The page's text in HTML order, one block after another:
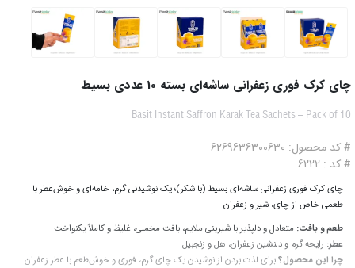
چای کرک فوری زعفرانی ساشه‌ای بسته 10 عددی بسیط
Basit Instant Saffron Karak Tea Sachets – Pack of 10
# کد محصول: 6269636300630
# کد : 6222
چای کرک فوری زعفرانی ساشه‌ای بسیط (با شکر)؛ یک نوشیدنی گرم، خامه‌ای و خوش‌عطر با
طعمی خاص از چای، شیر و زعفران
طعم و بافت: متعادل و دلپذیر با شیرینی ملایم، بافت مخملی، غلیظ و کاملاً یکنواخت
عطر: رایحه گرم و دلنشین زعفران، هل و زنجبیل
چرا این محصول؟برای لذت بردن از نوشیدن یک چای گرم، فوری و خوش‌طعم با عطر زعفران